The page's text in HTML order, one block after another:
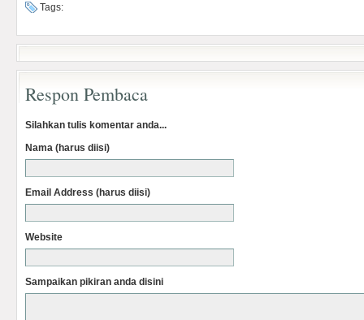
Tags:
Respon Pembaca
Silahkan tulis komentar anda...
Nama (harus diisi)
Email Address (harus diisi)
Website
Sampaikan pikiran anda disini